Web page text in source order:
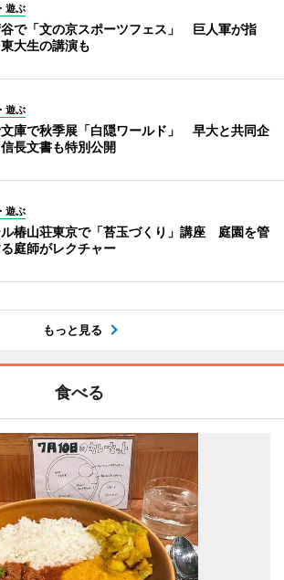
遊ぶ
で「文の京スポーツフェス」 巨人軍が指
大生の講演も
遊ぶ
庫で秋季展「白隠ワールド」 早大と共同企
長文書も特別公開
遊ぶ
椿山荘東京で「苔玉づくり」講座 庭園を管
庭師がレクチャー
もっと見る
食べる